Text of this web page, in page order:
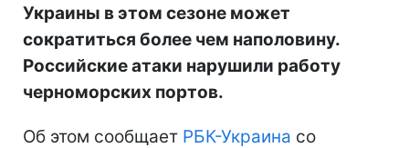
Украины в этом сезоне может
сократиться более чем наполовину.
Российские атаки нарушили работу
черноморских портов.
Об этом сообщает РБК-Украина со